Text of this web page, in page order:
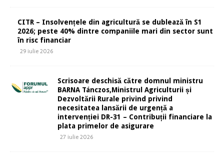
CITR – Insolvențele din agricultură se dublează în S1
2026; peste 40% dintre companiile mari din sector sunt
în risc financiar
29 iulie 2026
Scrisoare deschisă către domnul ministru
BARNA Tánczos,Ministrul Agriculturii și
Dezvoltării Rurale privind privind
necesitatea lansării de urgență a
intervenției DR-31 – Contribuții financiare la
plata primelor de asigurare
27 iulie 2026